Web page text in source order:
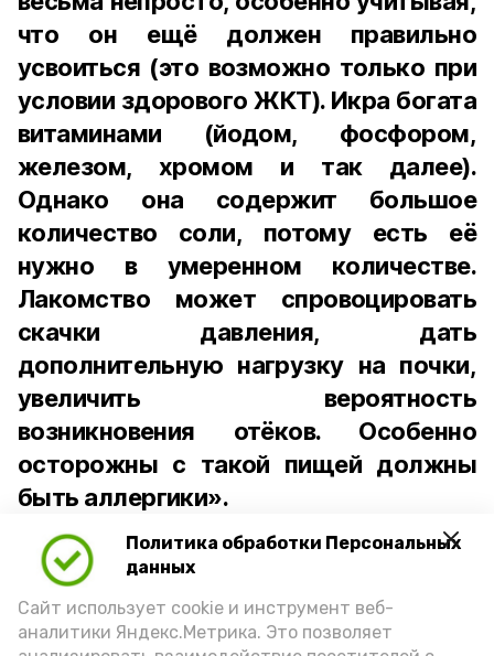
Политика обработки Персональных
данных
Сайт использует cookie и инструмент веб-
аналитики Яндекс.Метрика. Это позволяет
что он ещё должен правильно
усвоиться (это возможно только при
условии здорового ЖКТ). Икра богата
витаминами (йодом, фосфором,
железом, хромом и так далее).
Однако она содержит большое
количество соли, потому есть её
нужно в умеренном количестве.
Лакомство может спровоцировать
скачки давления, дать
дополнительную нагрузку на почки,
увеличить вероятность
возникновения отёков. Особенно
осторожны с такой пищей должны
быть аллергики».
Для взрослого человека безопасной
порцией икры считается 30-50 граммов
(2-3 ложки). При этом следует обратить
внимание на хлеб, с которым она